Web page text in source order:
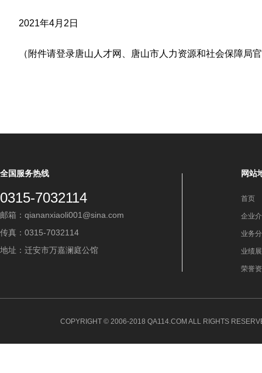
2021年4月2日
（附件请登录唐山人才网、唐山市人力资源和社会保障局
全国服务热线
0315-7032114
邮箱：qiananxiaoli001@sina.com
传真：0315-7032114
地址：迁安市万嘉澜庭公馆
网站
首页
企业
业务
业绩
荣誉
COPYRIGHT © 2006-2018 QA114.COM ALL RIGHTS